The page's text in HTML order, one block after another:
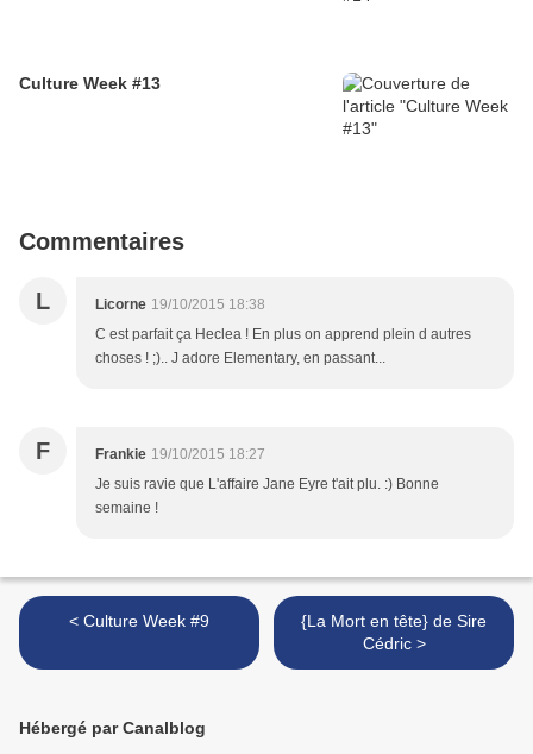
Culture Week #13
Commentaires
L Licorne 19/10/2015 18:38
C est parfait ça Heclea ! En plus on apprend plein d autres
choses ! ;).. J adore Elementary, en passant...
F Frankie 19/10/2015 18:27
Je suis ravie que L'affaire Jane Eyre t'ait plu. :) Bonne
semaine !
< Culture Week #9
{La Mort en tête} de Sire
Cédric >
Hébergé par Canalblog